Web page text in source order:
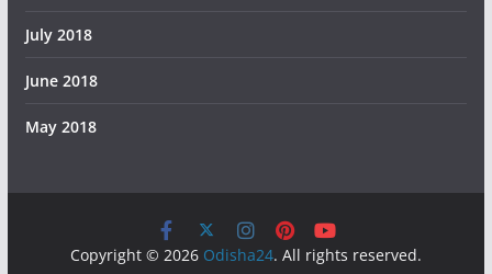
July 2018
June 2018
May 2018
Copyright © 2026 Odisha24. All rights reserved.